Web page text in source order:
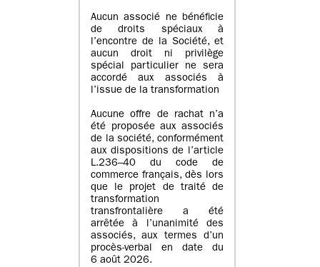
Aucun associé ne bénéficie
de droits spéciaux à
l’encontre de la Société, et
aucun droit ni privilège
spécial particulier ne sera
accordé aux associés à
l’issue de la transformation
Aucune offre de rachat n’a
été proposée aux associés
de la société, conformément
aux dispositions de l’article
L.236–40 du code de
commerce français, dès lors
que le projet de traité de
transformation
transfrontalière a été
arrêtée à l’unanimité des
associés, aux termes d’un
procès-verbal en date du
6 août 2026.